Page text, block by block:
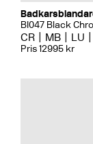
BI047 Black
CR MB LU
Pris 12995 kr